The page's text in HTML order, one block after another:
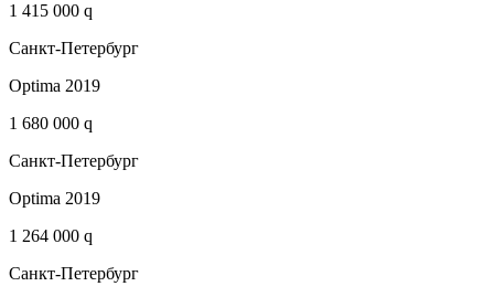
1 415 000 q
Санкт-Петербург
Optima 2019
1 680 000 q
Санкт-Петербург
Optima 2019
1 264 000 q
Санкт-Петербург